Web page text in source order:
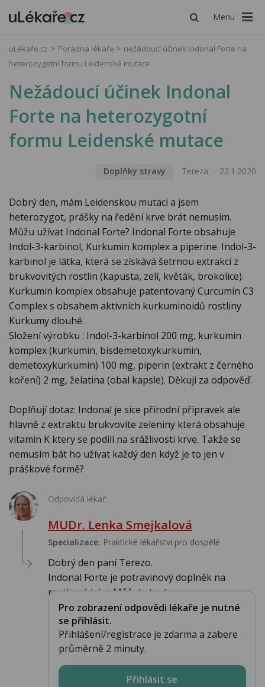
Menu
uLékaře.cz Poradna lékaře
nežádoucí účinek Indonal Forte na
heterozygotní formu Leidenské mutace
Nežádoucí účinek Indonal
Forte na heterozygotní
formu Leidenské mutace
Doplňky stravy Tereza 22.1.2020
Dobrý den, mám Leidenskou mutaci a jsem
heterozygot, prášky na ředění krve brát nemusím.
Můžu užívat Indonal Forte? Indonal Forte obsahuje
Indol-3-karbinol, Kurkumin komplex a piperine. Indol-3-
karbinol je látka, která se získává šetrnou extrakcí z
brukvovitých rostlin (kapusta, zelí, květák, brokolice).
Kurkumin komplex obsahuje patentovaný Curcumin C3
Complex s obsahem aktivních kurkuminoidů rostliny
Kurkumy dlouhé.
Složení výrobku : Indol-3-karbinol 200 mg, kurkumin
komplex (kurkumin, bisdemetoxykurkumin,
demetoxykurkumin) 100 mg, piperin (extrakt z černého
koření) 2 mg, želatina (obal kapsle). Děkuji za odpověď.
Doplňují dotaz: Indonal je sice přírodní přípravek ale
hlavně z extraktu brukvovite zeleniny která obsahuje
vitamín K ktery se podílí na srážlivosti krve. Takže se
nemusím bát ho užívat každý den když je to jen v
práškové formě?
Odpovídá lékař:
MUDr. Lenka Smejkalová
Specializace: Praktické lékařství pro dospělé
Dobrý den paní Terezo.
Indonal Forte je potravinový doplněk na
rostlinné bázi. Můžete tento...
Pro zobrazení odpovědi lékaře je nutné
se přihlásit.
Přihlášení/registrace je zdarma a zabere
průměrně 2 minuty.
Přihlásit se